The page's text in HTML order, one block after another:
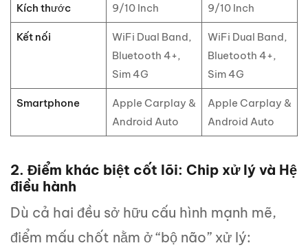
Kích thước 9/10 Inch 9/10 Inch
Kết nối
WiFi Dual Band,
Bluetooth 4+,
Sim 4G
WiFi Dual Band,
Bluetooth 4+,
Sim 4G
Smartphone
Apple Carplay &
Android Auto
Apple Carplay &
Android Auto
2. Điểm khác biệt cốt lõi: Chip xử lý và Hệ
điều hành
Dù cả hai đều sở hữu cấu hình mạnh mẽ,
điểm mấu chốt nằm ở “bộ não” xử lý: